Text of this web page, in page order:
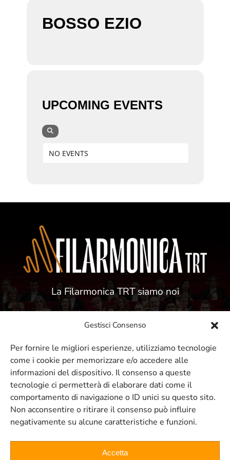
Gestisci Consenso
Per fornire le migliori esperienze, utilizziamo tecnologie
come i cookie per memorizzare e/o accedere alle
informazioni del dispositivo. Il consenso a queste
tecnologie ci permetterà di elaborare dati come il
comportamento di navigazione o ID unici su questo sito.
Non acconsentire o ritirare il consenso può influire
negativamente su alcune caratteristiche e funzioni.
Accetta
BOSSO EZIO
UPCOMING EVENTS
NO EVENTS
La Filarmonica TRT siamo noi
ISCRIVITI ALLA NOSTRA NEWSLETTER
Resta sempre aggiornato sui nostri
eventi e concerti
ISCRIVITI